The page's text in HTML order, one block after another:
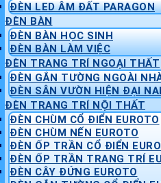
ĐÈN LED ÂM ĐẤT PARAGON
ĐÈN BÀN
ĐÈN BÀN HỌC SINH
ĐÈN BÀN LÀM VIỆC
ĐÈN TRANG TRÍ NGOẠI THẤT
ĐÈN GẮN TƯỜNG NGOÀI
ĐÈN SÂN VƯỜN HIỆN ĐẠI
ĐÈN TRANG TRÍ NỘI THẤT
ĐÈN CHÙM CỔ ĐIỂN EUROTO
ĐÈN CHÙM NẾN EUROTO
ĐÈN ỐP TRẦN CỔ ĐIỂN
ĐÈN ỐP TRẦN TRANG TRÍ
ĐÈN CÂY ĐỨNG EUROTO